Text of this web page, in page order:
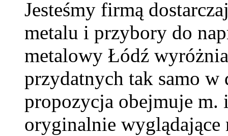
Jesteśmy firmą
metalu i przybory do
metalowy Łódź
przydatnych tak samo w
propozycja obejmuje m.
oryginalnie wyglądające